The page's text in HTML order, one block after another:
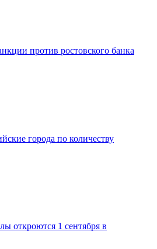
против ростовского банка
города по количеству
откроются 1 сентября в